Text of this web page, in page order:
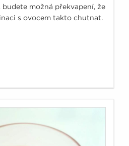
možná překvapení, že
s ovocem takto chutnat.